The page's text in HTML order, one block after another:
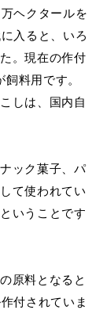
ヘクタールを
入ると、いろ
。現在の作付
料用です。
しは、国内自
ック菓子、パ
て使われてい
いうことです
原料となると
付されていま